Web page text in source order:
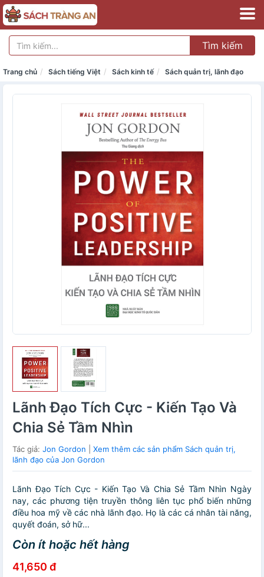
Tìm kiếm
Trang chủ Sách tiếng Việt Sách kinh tế Sách quản trị, lãnh đạo
Lãnh Đạo Tích Cực - Kiến Tạo Và
Chia Sẻ Tầm Nhìn
Tác giả: Jon Gordon
Xem thêm các sản phẩm Sách quản trị,
lãnh đạo của Jon Gordon
Lãnh Đạo Tích Cực - Kiến Tạo Và Chia Sẻ Tầm Nhìn Ngày
nay, các phương tiện truyền thông liên tục phổ biến những
điều hoa mỹ về các nhà lãnh đạo. Họ là các cá nhân tài năng,
quyết đoán, sở hữ...
Còn ít hoặc hết hàng
41,650 đ